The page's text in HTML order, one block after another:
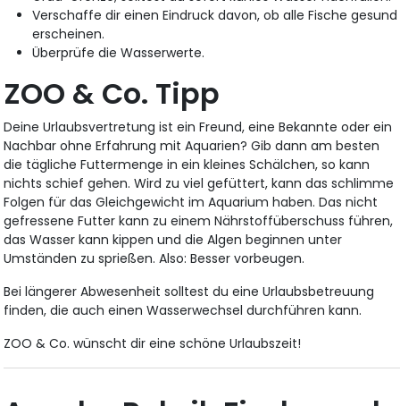
Verschaffe dir einen Eindruck davon, ob alle Fische gesund
erscheinen.
Überprüfe die Wasserwerte.
ZOO & Co. Tipp
Deine Urlaubsvertretung ist ein Freund, eine Bekannte oder ein
Nachbar ohne Erfahrung mit Aquarien? Gib dann am besten
die tägliche Futtermenge in ein kleines Schälchen, so kann
nichts schief gehen. Wird zu viel gefüttert, kann das schlimme
Folgen für das Gleichgewicht im Aquarium haben. Das nicht
gefressene Futter kann zu einem Nährstoffüberschuss führen,
das Wasser kann kippen und die Algen beginnen unter
Umständen zu sprießen. Also: Besser vorbeugen.
Bei längerer Abwesenheit solltest du eine Urlaubsbetreuung
finden, die auch einen Wasserwechsel durchführen kann.
ZOO & Co. wünscht dir eine schöne Urlaubszeit!